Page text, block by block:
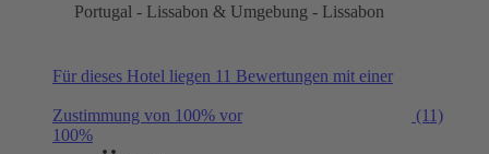
Portugal - Lissabon & Umgebung - Lissabon
Für dieses Hotel liegen 11 Bewertungen mit einer
Zustimmung von 100% vor
(11)
100%